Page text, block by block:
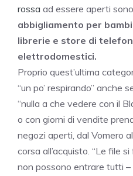
rossa ad essere aperti sono
abbigliamento per
librerie e store di
elettrodomestici.
Proprio quest’ultima
“un po’ respirando” anche
“nulla a che vedere con il
o con giorni di vendite
negozi aperti, dal Vomero
corsa all’acquisto. “Le file
non possono entrare tutti